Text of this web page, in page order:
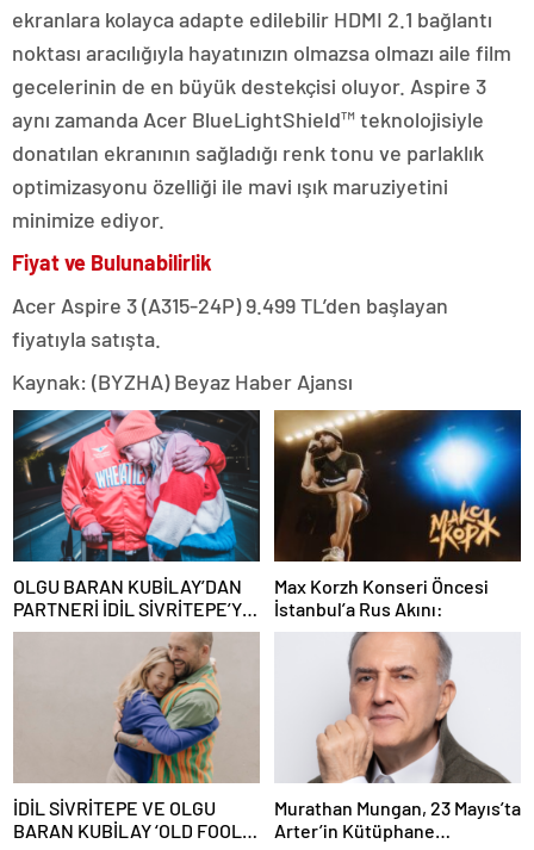
ekranlara kolayca adapte edilebilir HDMI 2.1 bağlantı
noktası aracılığıyla hayatınızın olmazsa olmazı aile film
gecelerinin de en büyük destekçisi oluyor. Aspire 3
aynı zamanda Acer BlueLightShield™ teknolojisiyle
donatılan ekranının sağladığı renk tonu ve parlaklık
optimizasyonu özelliği ile mavi ışık maruziyetini
minimize ediyor.
Fiyat ve Bulunabilirlik
Acer Aspire 3 (A315-24P) 9.499 TL’den başlayan
fiyatıyla satışta.
Kaynak: (BYZHA) Beyaz Haber Ajansı
OLGU BARAN KUBİLAY’DAN
PARTNERİ İDİL SİVRİTEPE’YE
ÖVGÜ DOLU SÖZLER!
Max Korzh Konseri Öncesi
İstanbul’a Rus Akını:
İDİL SİVRİTEPE VE OLGU
BARAN KUBİLAY ‘OLD FOOLS’
Murathan Mungan, 23 Mayıs’ta
Arter’in Kütüphane